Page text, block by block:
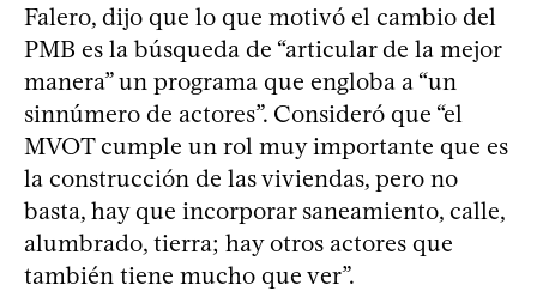
Falero, dijo que lo que motivó el cambio del
PMB es la búsqueda de “articular de la mejor
manera” un programa que engloba a “un
sinnúmero de actores”. Consideró que “el
MVOT cumple un rol muy importante que es
la construcción de las viviendas, pero no
basta, hay que incorporar saneamiento, calle,
alumbrado, tierra; hay otros actores que
también tiene mucho que ver”.